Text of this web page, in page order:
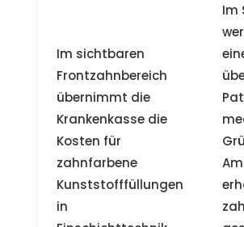
Im sichtbaren
Frontzahnbereich
übernimmt die
Krankenkasse die
Kosten für
zahnfarbene
Kunststofffüllungen
in
Im